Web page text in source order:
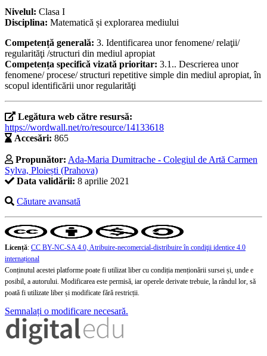
Nivelul: Clasa I
Disciplina: Matematică și explorarea mediului
Competență generală: 3. Identificarea unor fenomene/ relaţii/
regularităţi /structuri din mediul apropiat
Competența specifică vizată prioritar: 3.1.. Descrierea unor
fenomene/ procese/ structuri repetitive simple din mediul apropiat, în
scopul identificării unor regularităţi
Legătura web către resursă:
https://wordwall.net/ro/resource/14133618
Accesări: 865
Propunător: Ada-Maria Dumitrache - Colegiul de Artă Carmen
Sylva, Ploiești (Prahova)
Data validării: 8 aprilie 2021
Căutare avansată
Licență: CC BY-NC-SA 4.0, Atribuire-necomercial-distribuire în condiţii identice 4.0
internațional
Conținutul acestei platforme poate fi utilizat liber cu condiția menționării sursei și, unde e
posibil, a autorului. Modificarea este permisă, iar operele derivate trebuie, la rândul lor, să
poată fi utilizate liber și modificate fără restricții.
Semnalați o modificare necesară.